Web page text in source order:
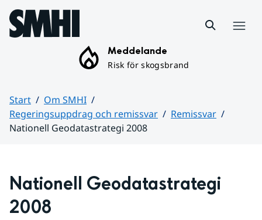
Hoppa till sidans innehåll
Meddelande
Risk för skogsbrand
Start
Om SMHI
Regeringsuppdrag och remissvar
Remissvar
Nationell Geodatastrategi 2008
Nationell Geodatastrategi
2008